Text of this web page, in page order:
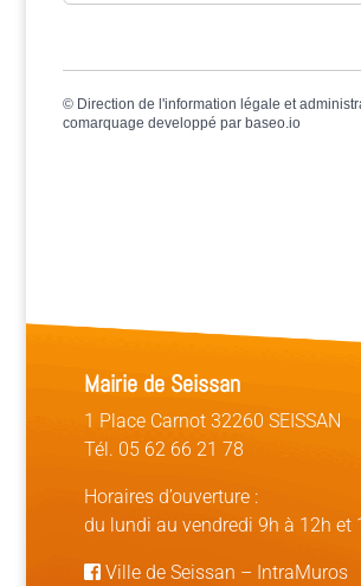
© Direction de l'information légale et
comarquage developpé par baseo.io
Mairie de Seissan
1 Place Carnot 32260 SEISSAN
Tél. 05 62 66 21 78
Horaires d’ouverture :
du lundi au vendredi 9h à 12h et
Ville de Seissan – IntraMuros